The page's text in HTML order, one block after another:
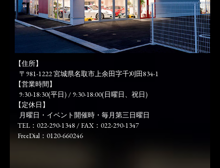
【住所】
〒981-1222 宮城県名取市上余田字千刈田834-1
【営業時間】
9:30-18:30(平日) / 9:30-18:00(日曜日、祝日)
【定休日】
月曜日・イベント開催時・毎月第三日曜日
TEL：022-290-1348 / FAX：022-290-1347
FreeDial：0120-660246